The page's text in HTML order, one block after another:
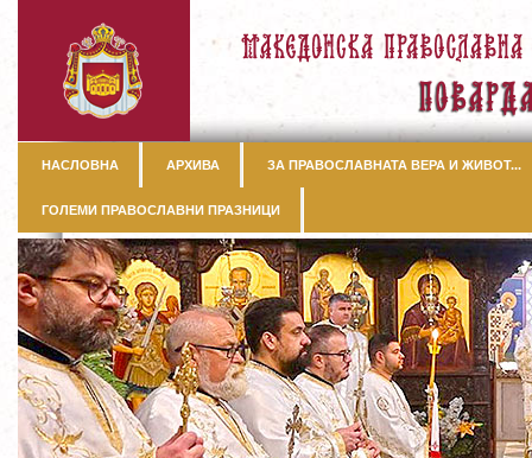
НАСЛОВНА АРХИВА ЗА ПРАВОСЛАВНАТА ВЕРА И ЖИВОТ...
ГОЛЕМИ ПРАВОСЛАВНИ ПРАЗНИЦИ